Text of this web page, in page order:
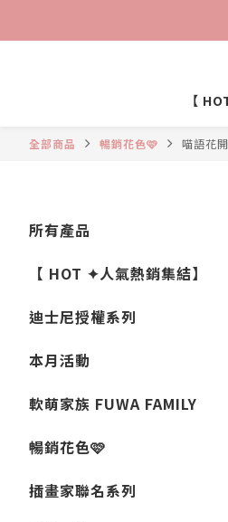
【
全部商品 暢銷花色🩷 喵語花
所有產品
【 HOT ✦人氣熱銷集結】
迪士尼授權系列
本月活動
軟萌家族 FUWA FAMILY
暢銷花色🩷
插畫家聯名系列